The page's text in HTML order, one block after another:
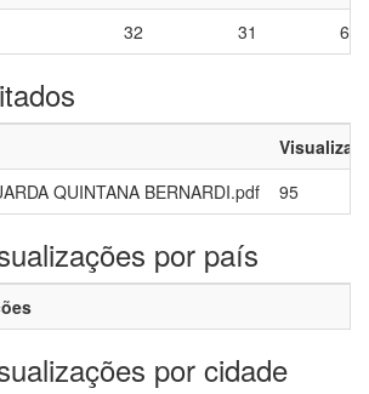
32 31 6
QUINTANA BERNARDI.pdf
95
por país
por cidade